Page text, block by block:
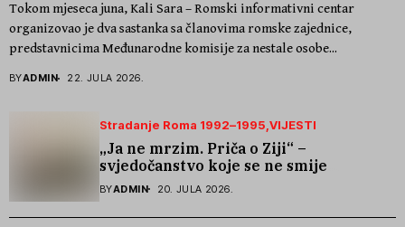
Tokom mjeseca juna, Kali Sara – Romski informativni centar
organizovao je dva sastanka sa članovima romske zajednice,
predstavnicima Međunarodne komisije za nestale osobe...
BYADMIN 22. JULA 2026.
Stradanje Roma 1992–1995 VIJESTI
„Ja ne mrzim. Priča o Ziji“ –
svjedočanstvo koje se ne smije
zaboraviti
BYADMIN 20. JULA 2026.